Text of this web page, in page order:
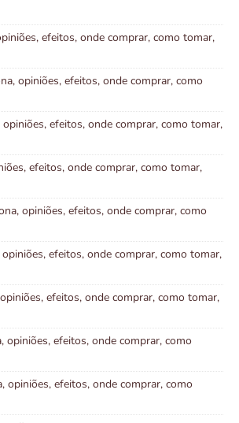
efeitos, onde comprar, como tomar,
opiniões, efeitos, onde comprar, como
efeitos, onde comprar, como tomar,
efeitos, onde comprar, como tomar,
opiniões, efeitos, onde comprar, como
efeitos, onde comprar, como tomar,
efeitos, onde comprar, como tomar,
opiniões, efeitos, onde comprar, como
opiniões, efeitos, onde comprar, como